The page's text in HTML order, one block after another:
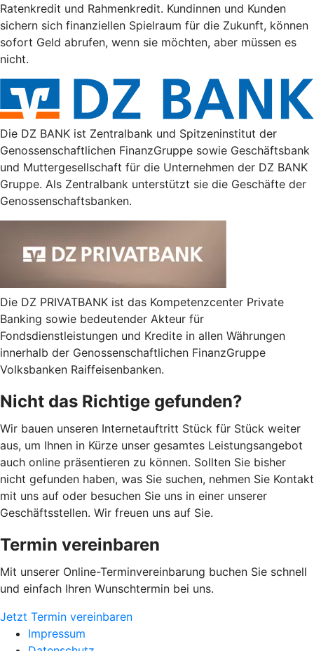
Ratenkredit und Rahmenkredit. Kundinnen und Kunden
sichern sich finanziellen Spielraum für die Zukunft, können
sofort Geld abrufen, wenn sie möchten, aber müssen es
nicht.
Die DZ BANK ist Zentralbank und Spitzeninstitut der
Genossenschaftlichen FinanzGruppe sowie Geschäftsbank
und Muttergesellschaft für die Unternehmen der DZ BANK
Gruppe. Als Zentralbank unterstützt sie die Geschäfte der
Genossenschaftsbanken.
Die DZ PRIVATBANK ist das Kompetenzcenter Private
Banking sowie bedeutender Akteur für
Fondsdienstleistungen und Kredite in allen Währungen
innerhalb der Genossenschaftlichen FinanzGruppe
Volksbanken Raiffeisenbanken.
Nicht das Richtige gefunden?
Wir bauen unseren Internetauftritt Stück für Stück weiter
aus, um Ihnen in Kürze unser gesamtes Leistungsangebot
auch online präsentieren zu können. Sollten Sie bisher
nicht gefunden haben, was Sie suchen, nehmen Sie Kontakt
mit uns auf oder besuchen Sie uns in einer unserer
Geschäftsstellen. Wir freuen uns auf Sie.
Termin vereinbaren
Mit unserer Online-Terminvereinbarung buchen Sie schnell
und einfach Ihren Wunschtermin bei uns.
Jetzt Termin vereinbaren
Impressum